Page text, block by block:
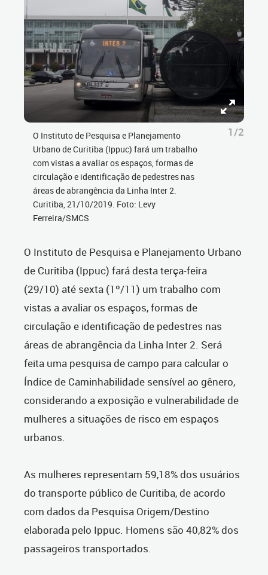
O Instituto de Pesquisa e Planejamento
Urbano de Curitiba (Ippuc) fará um trabalho
com vistas a avaliar os espaços, formas de
circulação e identificação de pedestres nas
áreas de abrangência da Linha Inter 2.
Curitiba, 21/10/2019. Foto: Levy
Ferreira/SMCS
1/2
O Instituto de Pesquisa e Planejamento Urbano
de Curitiba (Ippuc) fará desta terça-feira
(29/10) até sexta (1º/11) um trabalho com
vistas a avaliar os espaços, formas de
circulação e identificação de pedestres nas
áreas de abrangência da Linha Inter 2. Será
feita uma pesquisa de campo para calcular o
Índice de Caminhabilidade sensível ao gênero,
considerando a exposição e vulnerabilidade de
mulheres a situações de risco em espaços
urbanos.
As mulheres representam 59,18% dos usuários
do transporte público de Curitiba, de acordo
com dados da Pesquisa Origem/Destino
elaborada pelo Ippuc. Homens são 40,82% dos
passageiros transportados.